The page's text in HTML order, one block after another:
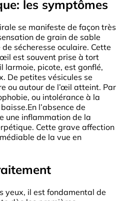
les symptômes
se manifeste de façon très
de grain de sable
sécheresse oculaire. Cette
est souvent prise à tort
larmoie, picote, est gonflé,
De petites vésicules se
ou autour de l’œil atteint. Par
ou intolérance à la
l’absence de
une inflammation de la
Cette grave affection
de la vue en
yeux, il est fondamental de